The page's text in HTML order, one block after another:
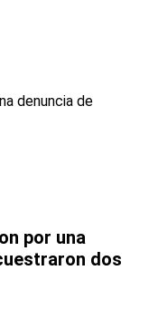
por una
dos